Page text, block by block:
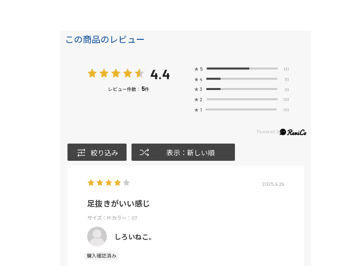
この商品のレビュー
4.4
レビュー件数： 5件
★ 5 (3)
★ 4 (1)
★ 3 (1)
★ 2 (0)
★ 1 (0)
絞り込み 表示：新しい順
2025.9.29
足抜きがいい感じ
サイズ：M カラー：07
しろいねこ。
購入確認済み